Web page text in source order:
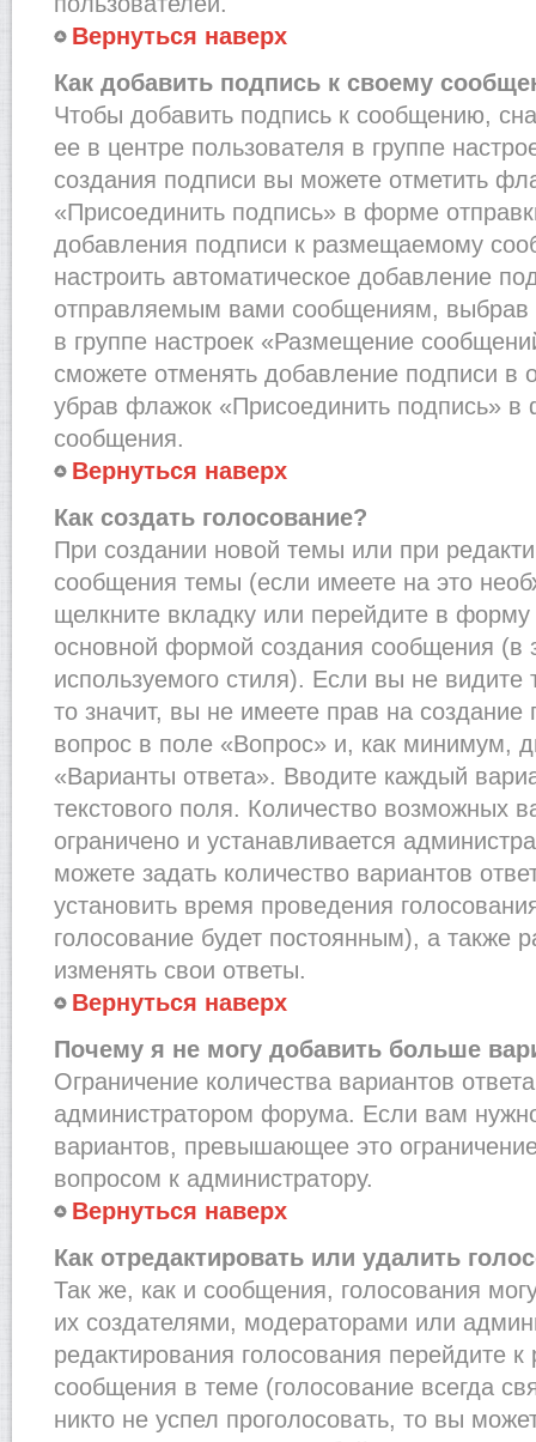
Вернуться наверх
Как добавить подпись к своему
Чтобы добавить подпись к сообщению,
ее в центре пользователя в группе
создания подписи вы можете отметить
«Присоединить подпись» в форме
добавления подписи к размещаемому
настроить автоматическое добавление
отправляемым вами сообщениям, выбрав
в группе настроек «Размещение
сможете отменять добавление подписи в
убрав флажок «Присоединить подпись» в
сообщения.
Вернуться наверх
Как создать голосование?
При создании новой темы или при
сообщения темы (если имеете на это
щелкните вкладку или перейдите в
основной формой создания сообщения (в
используемого стиля). Если вы не
то значит, вы не имеете прав на создание
вопрос в поле «Вопрос» и, как минимум,
«Варианты ответа». Вводите каждый
текстового поля. Количество возможных
ограничено и устанавливается
можете задать количество вариантов
установить время проведения
голосование будет постоянным), а также
изменять свои ответы.
Вернуться наверх
Почему я не могу добавить больше
Ограничение количества вариантов
администратором форума. Если вам
вариантов, превышающее это
вопросом к администратору.
Вернуться наверх
Как отредактировать или удалить
Так же, как и сообщения, голосования
их создателями, модераторами или
редактирования голосования перейдите
сообщения в теме (голосование всегда
никто не успел проголосовать, то вы